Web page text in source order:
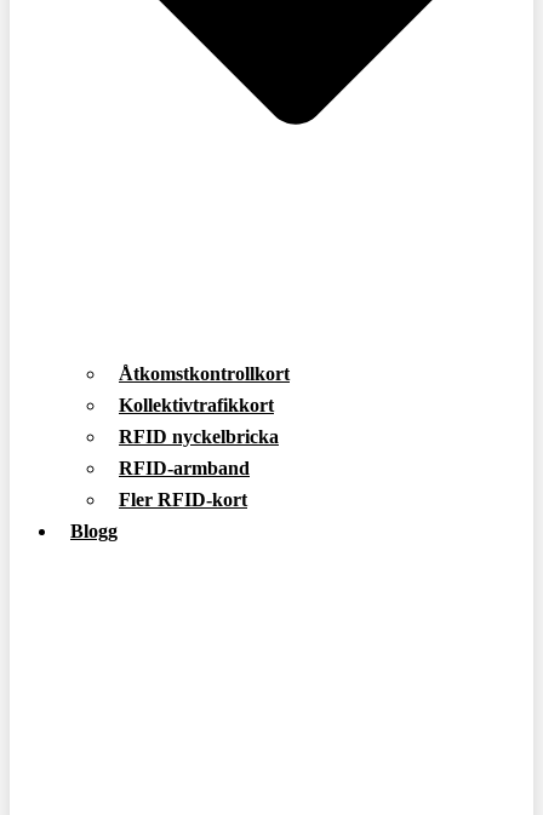
Åtkomstkontrollkort
Kollektivtrafikkort
RFID nyckelbricka
RFID-armband
Fler RFID-kort
Blogg